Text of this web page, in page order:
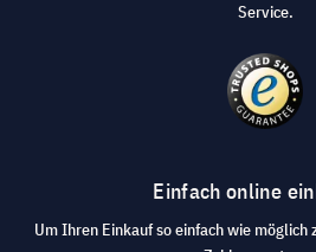
Service.
Einfach online
Um Ihren Einkauf so einfach wie